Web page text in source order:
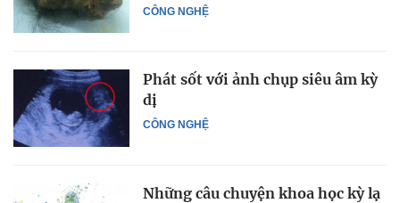
CÔNG NGHỆ
CÔNG NGHỆ
Phát sốt với ảnh chụp siêu âm kỳ
dị
Những câu chuyện khoa học kỳ lạ